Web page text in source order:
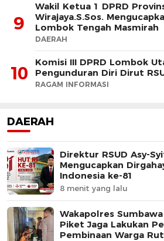
9
Wakil Ketua 1 DPRD
Wirajaya.S.Sos.
Lombok Tengah Masmirah
DAERAH
10
Komisi III DPRD Lombok
Pengunduran Diri Dirut
RAGAM INFORMASI
DAERAH
Direktur RSUD Asy-
Mengucapkan
Indonesia ke-81
8 menit yang lalu
Wakapolres
Piket Jaga Lakukan
Pembinaan Warga